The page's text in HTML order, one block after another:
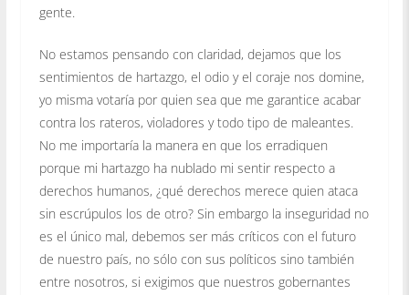
gente.
No estamos pensando con claridad, dejamos que los
sentimientos de hartazgo, el odio y el coraje nos domine,
yo misma votaría por quien sea que me garantice acabar
contra los rateros, violadores y todo tipo de maleantes.
No me importaría la manera en que los erradiquen
porque mi hartazgo ha nublado mi sentir respecto a
derechos humanos, ¿qué derechos merece quien ataca
sin escrúpulos los de otro? Sin embargo la inseguridad no
es el único mal, debemos ser más críticos con el futuro
de nuestro país, no sólo con sus políticos sino también
entre nosotros, si exigimos que nuestros gobernantes